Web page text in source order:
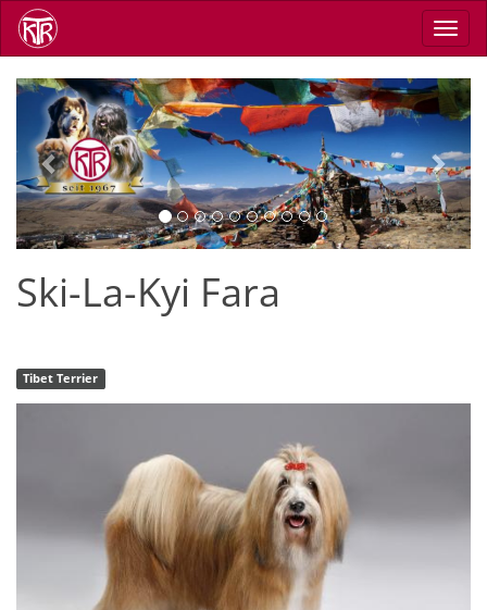
Direkt
zum
Inhalt
Previous Next
Ski-La-Kyi Fara
Tibet Terrier